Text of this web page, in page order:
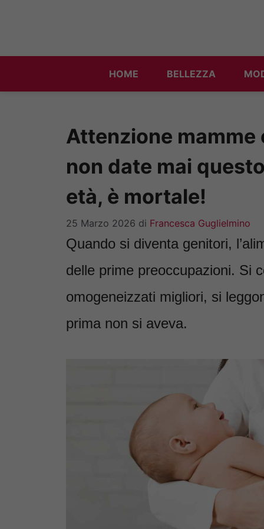
HOME BELLEZZA
Attenzione mamme
non date mai
età, è mortale!
25 Marzo 2026 di Francesca Guglielmino
Quando si diventa genitori,
delle prime preoccupazioni. Si
omogeneizzati migliori, si
prima non si aveva.